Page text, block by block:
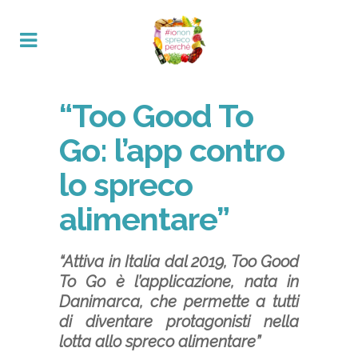
“Too Good To
Go: l’app contro
lo spreco
alimentare”
“Attiva in Italia dal 2019, Too Good
To Go è l’applicazione, nata in
Danimarca, che permette a tutti
di diventare protagonisti nella
lotta allo spreco alimentare”